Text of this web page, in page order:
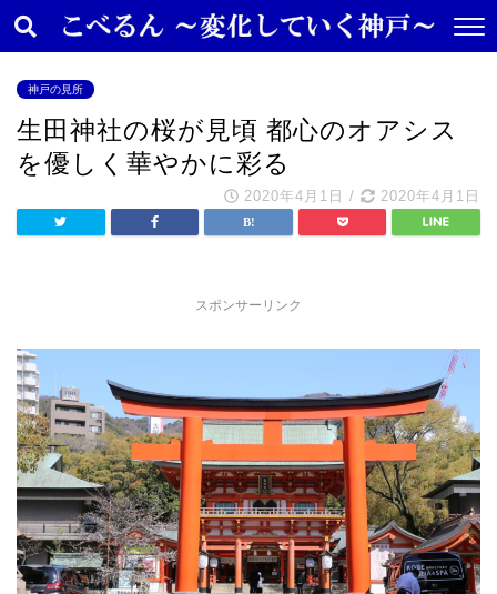
神戸の見所
生田神社の桜が見頃 都心のオアシス
を優しく華やかに彩る
2020年4月1日 / 2020年4月1日
スポンサーリンク